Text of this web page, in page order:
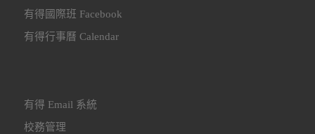
有得國際班 Facebook
有得行事曆 Calendar
有得 Email 系統
校務管理